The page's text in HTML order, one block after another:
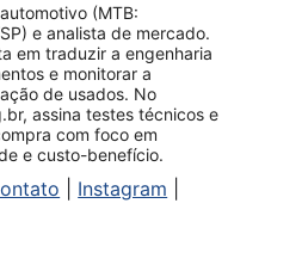
(MTB:
e analista de mercado.
em traduzir a engenharia
e monitorar a
de usados. No
assina testes técnicos e
com foco em
e custo-benefício.
Instagram